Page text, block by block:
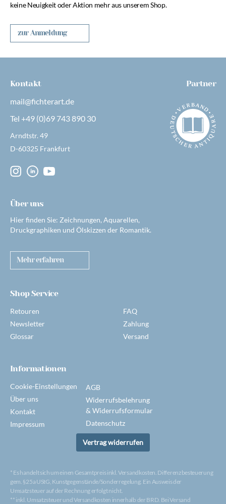
keine Neuigkeit oder Aktion mehr aus unserem Shop.
zur Anmeldung
Kontakt
mail@fichterart.de
Tel +49 (0)69 743 890 30
Arndtstr. 49
D-60325 Frankfurt
Partner
Über uns
Hier finden Sie: Zeichnungen, Aquarellen,
Druckgraphiken und Ölskizzen der Romantik.
Mehr erfahren
Shop Service
Retouren
Newsletter
Glossar
FAQ
Zahlung
Versand
Informationen
Cookie-Einstellungen
Über uns
Kontakt
Impressum
AGB
Widerrufsbelehrung
& Widerrufsformular
Datenschutz
Vertrag widerrufen
* Es handelt sich um einen Gesamtpreis inkl. Versandkosten. Differenzbesteuerung
gem. §25a UStG, Kunstgegenstände/Sonderregelung. Ein Ausweis der
Umsatzsteuer auf der Rechnung erfolgt nicht.
** inkl. Umsatzsteuer und Versandkosten innerhalb der BRD. Bei Versand